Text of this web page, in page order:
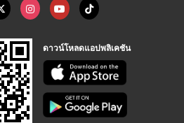
ดาวน์โหลดแอปพลิเคชัน